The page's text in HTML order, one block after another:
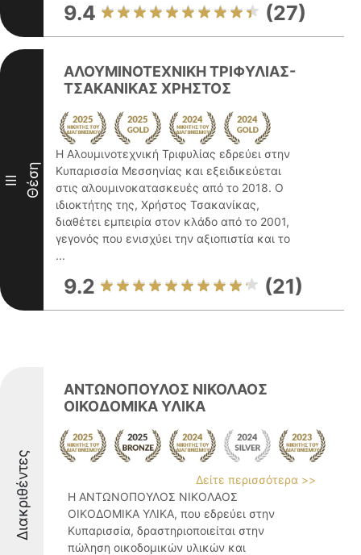
9.4 (27)
III Θέση
ΑΛΟΥΜΙΝΟΤΕΧΝΙΚΗ ΤΡΙΦΥΛΙΑΣ-
ΤΣΑΚΑΝΙΚΑΣ ΧΡΗΣΤΟΣ
Η Αλουμινοτεχνική Τριφυλίας εδρεύει στην
Κυπαρισσία Μεσσηνίας και εξειδικεύεται
στις αλουμινοκατασκευές από το 2018. Ο
ιδιοκτήτης της, Χρήστος Τσακανίκας,
διαθέτει εμπειρία στον κλάδο από το 2001,
γεγονός που ενισχύει την αξιοπιστία και το
...
9.2 (21)
Διακριθέντες
ΑΝΤΩΝΟΠΟΥΛΟΣ ΝΙΚΟΛΑΟΣ
ΟΙΚΟΔΟΜΙΚΑ ΥΛΙΚΑ
Δείτε περισσότερα >>
Η ΑΝΤΩΝΟΠΟΥΛΟΣ ΝΙΚΟΛΑΟΣ
ΟΙΚΟΔΟΜΙΚΑ ΥΛΙΚΑ, που εδρεύει στην
Κυπαρισσία, δραστηριοποιείται στην
πώληση οικοδομικών υλικών και